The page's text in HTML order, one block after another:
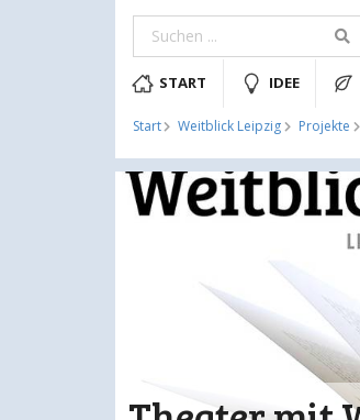
START IDEE
Start Weitblick Leipzig Projekte